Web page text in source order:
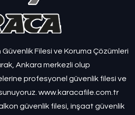
Güvenlik Filesi ve Koruma Çözümleri
Ankara merkezli olup
profesyonel güvenlik filesi ve
www.karacafile.com.tr
güvenlik filesi, inşaat güvenlik